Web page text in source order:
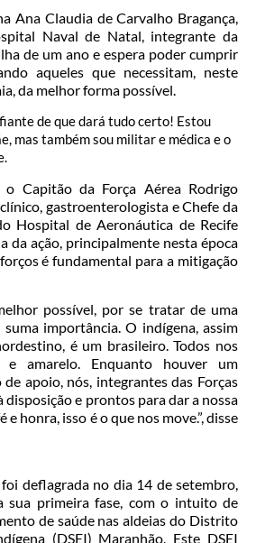
Ana Claudia de Carvalho Bragança,
Naval de Natal, integrante da
de um ano e espera poder cumprir
aqueles que necessitam, neste
da melhor forma possível.
de que dará tudo certo! Estou
mas também sou militar e médica e o
o Capitão da Força Aérea Rodrigo
gastroenterologista e Chefe da
Hospital de Aeronáutica de Recife
da ação, principalmente nesta época
é fundamental para a mitigação
possível, por se tratar de uma
importância. O indígena, assim
é um brasileiro. Todos nos
e amarelo. Enquanto houver um
apoio, nós, integrantes das Forças
disposição e prontos para dar a nossa
honra, isso é o que nos move.”, disse
deflagrada no dia 14 de setembro,
sua primeira fase, com o intuito de
de saúde nas aldeias do Distrito
(DSEI) Maranhão. Este DSEI